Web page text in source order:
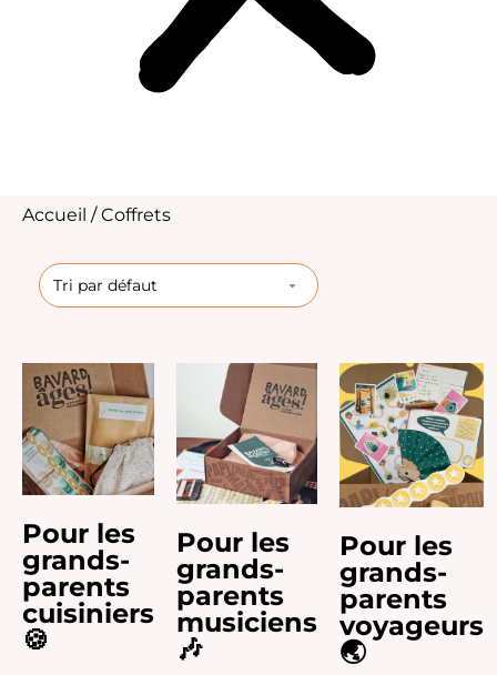
Accueil / Coffrets
Pour les
grands-
parents
cuisiniers
🍪
Pour les
grands-
parents
musiciens
🎶
Pour les
grands-
parents
voyageurs
🌏